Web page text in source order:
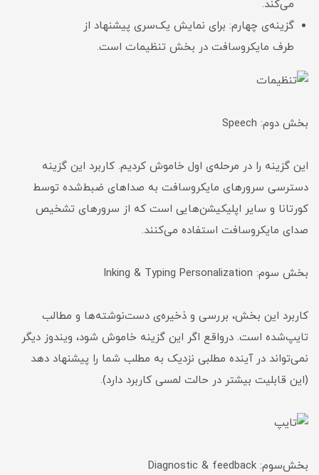
می‌کند.
گزینه‌ی چهارم: برای نمایش یک‌سری پیشنهاد از
طرف مایکروسافت در بخش تنظیمات است.
بخش دوم: Speech
این گزینه را در مرحله‌ی اول خاموش کردیم. کاربرد این گزینه
دسترسی سرورهای مایکروسافت به صداهای ضبط‌شده توسط
کورتانا و سایر اپلیکیشن‌هایی است که از سرورهای تشخیص
صدای مایکروسافت استفاده می‌کنند.
بخش سوم: Inking & Typing Personalization
کاربرد این بخش، بررسی و ذخیره‌ی دست‌نوشته‌ها و مطالب
تایپ‌شده است. درواقع اگر این گزینه خاموش شود، ویندوز دیگر
نمی‌تواند در آینده مطلبی نزدیک به مطلب شما را پیشنهاد دهد
(این قابلیت بیشتر در حالت لمسی کاربرد دارد).
بخش‌سوم: Diagnostic & feedback